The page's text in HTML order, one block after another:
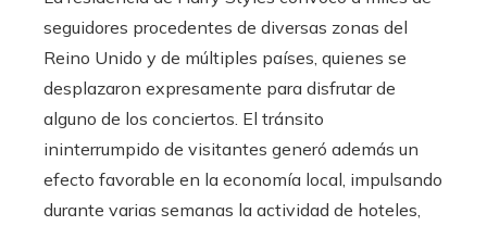
seguidores procedentes de diversas zonas del
Reino Unido y de múltiples países, quienes se
desplazaron expresamente para disfrutar de
alguno de los conciertos. El tránsito
ininterrumpido de visitantes generó además un
efecto favorable en la economía local, impulsando
durante varias semanas la actividad de hoteles,